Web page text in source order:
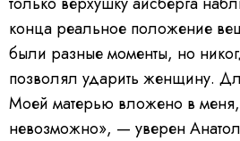
конца реальное положение
были разные моменты, но
позволял ударить женщину.
Моей матерью вложено в
невозможно», — уверен